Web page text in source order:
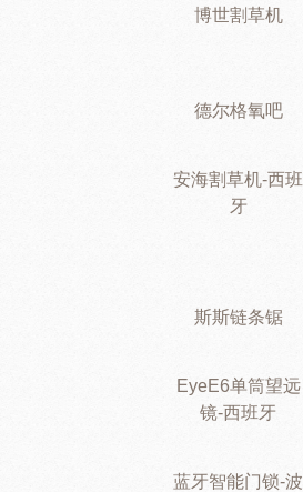
博世割草机
德尔格氧吧
安海割草机-西班
牙
斯斯链条锯
EyeE6单筒望远
镜-西班牙
蓝牙智能门锁-波